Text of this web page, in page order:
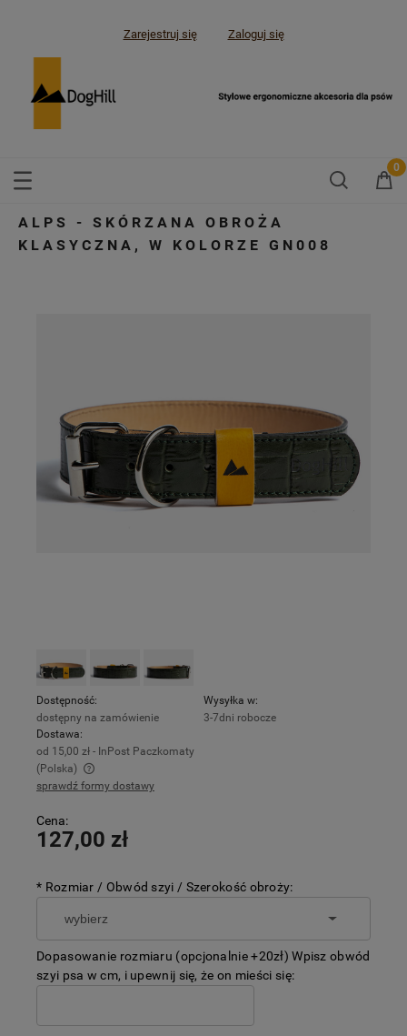
Zarejestruj się Zaloguj się
ALPS - SKÓRZANA OBROŻA
KLASYCZNA, W KOLORZE GN008
Dostępność:
dostępny na zamówienie
Wysyłka w:
3-7dni robocze
Dostawa:
od 15,00 zł - InPost Paczkomaty
(Polska)
Cena nie zawiera ewentualnych kosztów płatności
sprawdź formy dostawy
Cena:
127,00 zł
* Rozmiar / Obwód szyi / Szerokość obroży:
Dopasowanie rozmiaru (opcjonalnie +20zł) Wpisz obwód
szyi psa w cm, i upewnij się, że on mieści się: